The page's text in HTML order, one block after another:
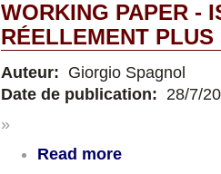
WORKING PAPER -
RÉELLEMENT
Auteur: Giorgio Spagnol
Date de publication: 28/7/
»
Read more